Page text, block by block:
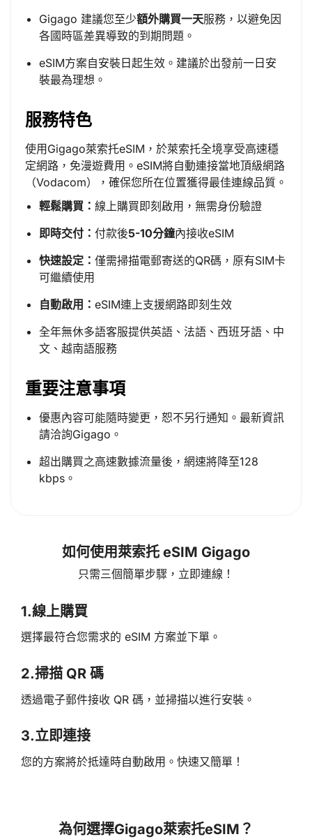
Gigago 建議您至少額外購買一天服務，以避免因
各國時區差異導致的到期問題。
eSIM方案自安裝日起生效。建議於出發前一日安
裝最為理想。
服務特色
使用Gigago萊索托eSIM，於萊索托全境享受高速穩
定網路，免漫遊費用。eSIM將自動連接當地頂級網路
（Vodacom），確保您所在位置獲得最佳連線品質。
輕鬆購買： 線上購買即刻啟用，無需身份驗證
即時交付： 付款後5-10分鐘內接收eSIM
快速設定： 僅需掃描電郵寄送的QR碼，原有SIM卡
可繼續使用
自動啟用： eSIM連上支援網路即刻生效
全年無休多語客服提供英語、法語、西班牙語、中
文、越南語服務
重要注意事項
優惠內容可能隨時變更，恕不另行通知。最新資訊
請洽詢Gigago。
超出購買之高速數據流量後，網速將降至128
kbps。
如何使用萊索托 eSIM Gigago
只需三個簡單步驟，立即連線！
1.線上購買
選擇最符合您需求的 eSIM 方案並下單。
2.掃描 QR 碼
透過電子郵件接收 QR 碼，並掃描以進行安裝。
3.立即連接
您的方案將於抵達時自動啟用。快速又簡單！
為何選擇Gigago萊索托eSIM？